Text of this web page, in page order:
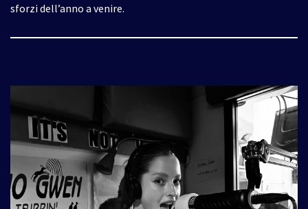
sforzi dell’anno a venire.